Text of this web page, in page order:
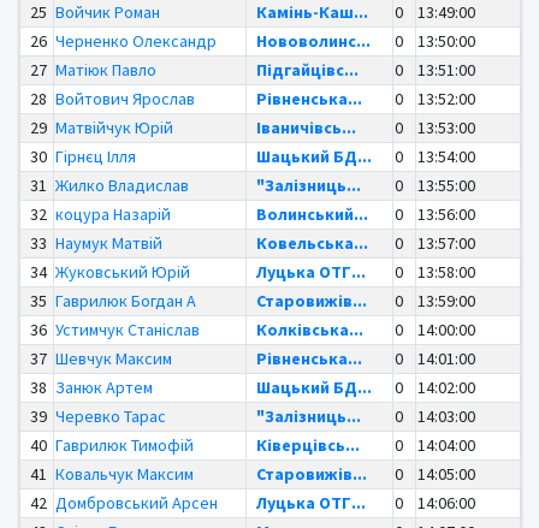
25 Войчик Роман Камінь-Каш... 0
13:49:00
26 Черненко Олександр Нововолинс... 0
13:50:00
27 Матіюк Павло Підгайцівс... 0
13:51:00
28 Войтович Ярослав Рівненська... 0
13:52:00
29 Матвійчук Юрій Іваничівсь... 0
13:53:00
30 Гірнєц Ілля Шацький БД... 0
13:54:00
31 Жилко Владислав "Залізниць... 0
13:55:00
32 коцура Назарій Волинський... 0
13:56:00
33 Наумук Матвій Ковельська... 0
13:57:00
34 Жуковський Юрій Луцька ОТГ... 0
13:58:00
35 Гаврилюк Богдан А Старовижів... 0
13:59:00
36 Устимчук Станіслав Колківська... 0
14:00:00
37 Шевчук Максим Рівненська... 0
14:01:00
38 Занюк Артем Шацький БД... 0
14:02:00
39 Черевко Тарас "Залізниць... 0
14:03:00
40 Гаврилюк Тимофій Ківерцівсь... 0
14:04:00
41 Ковальчук Максим Старовижів... 0
14:05:00
42 Домбровський Арсен Луцька ОТГ... 0
14:06:00